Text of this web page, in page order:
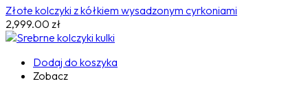
Złote kolczyki z kółkiem wysadzonym cyrkoniami
2,999.00 zł
Dodaj do koszyka
Zobacz